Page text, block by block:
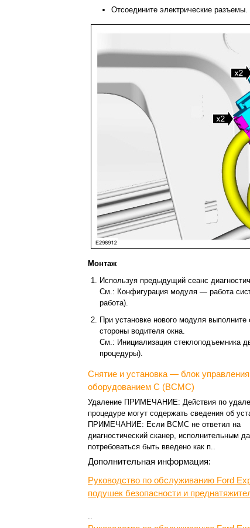
Отсоедините электрические разъемы.
Монтаж
Используя предыдущий сеанс
См.: Конфигурация модуля — работа
работа).
При установке нового модуля
стороны водителя окна.
См.: Инициализация стеклоподъемника
процедуры).
Снятие и установка — блок
оборудованием C (BCMC)
Удаление ПРИМЕЧАНИЕ: Действия по
процедуре могут содержать сведения об
ПРИМЕЧАНИЕ: Если BCMC не ответил на
диагностический сканер, исполнительным
потребоваться быть введено как п..
Дополнительная информация:
Руководство по обслуживанию Ford
подушек безопасности и
..